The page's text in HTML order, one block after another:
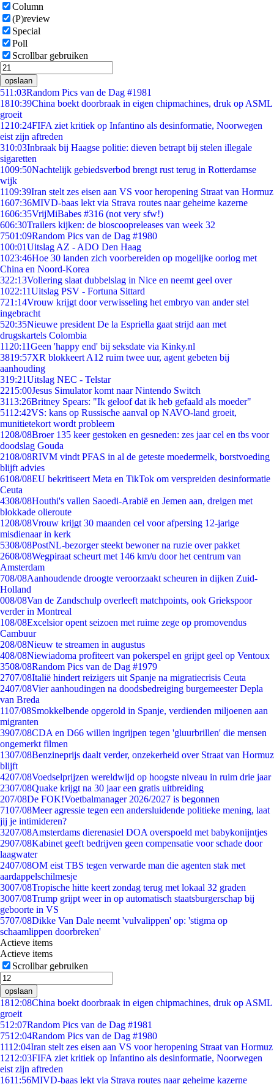
Column
(P)review
Special
Poll
Scrollbar gebruiken
opslaan
511:03Random Pics van de Dag #1981
1810:39China boekt doorbraak in eigen chipmachines, druk op ASML
groeit
1210:24FIFA ziet kritiek op Infantino als desinformatie, Noorwegen
eist zijn aftreden
310:03Inbraak bij Haagse politie: dieven betrapt bij stelen illegale
sigaretten
1009:50Nachtelijk gebiedsverbod brengt rust terug in Rotterdamse
wijk
1109:39Iran stelt zes eisen aan VS voor heropening Straat van Hormuz
1607:36MIVD-baas lekt via Strava routes naar geheime kazerne
1606:35VrijMiBabes #316 (not very sfw!)
606:30Trailers kijken: de bioscoopreleases van week 32
7501:09Random Pics van de Dag #1980
100:01Uitslag AZ - ADO Den Haag
1023:46Hoe 30 landen zich voorbereiden op mogelijke oorlog met
China en Noord-Korea
322:13Vollering slaat dubbelslag in Nice en neemt geel over
1022:11Uitslag PSV - Fortuna Sittard
721:14Vrouw krijgt door verwisseling het embryo van ander stel
ingebracht
520:35Nieuwe president De la Espriella gaat strijd aan met
drugskartels Colombia
11 20:11Geen 'happy end' bij seksdate via Kinky.nl
3819:57XR blokkeert A12 ruim twee uur, agent gebeten bij
aanhouding
319:21Uitslag NEC - Telstar
2215:00Jesus Simulator komt naar Nintendo Switch
3113:26Britney Spears: "Ik geloof dat ik heb gefaald als moeder"
5112:42VS: kans op Russische aanval op NAVO-land groeit,
munitietekort wordt probleem
1208/08Broer 135 keer gestoken en gesneden: zes jaar cel en tbs voor
doodslag Gouda
2108/08RIVM vindt PFAS in al de geteste moedermelk, borstvoeding
blijft advies
6108/08EU bekritiseert Meta en TikTok om verspreiden desinformatie
Ceuta
4308/08Houthi's vallen Saoedi-Arabië en Jemen aan, dreigen met
blokkade olieroute
1208/08Vrouw krijgt 30 maanden cel voor afpersing 12-jarige
misdienaar in kerk
5308/08PostNL-bezorger steekt bewoner na ruzie over pakket
2608/08Wegpiraat scheurt met 146 km/u door het centrum van
Amsterdam
708/08Aanhoudende droogte veroorzaakt scheuren in dijken Zuid-
Holland
008/08Van de Zandschulp overleeft matchpoints, ook Griekspoor
verder in Montreal
108/08Excelsior opent seizoen met ruime zege op promovendus
Cambuur
208/08Nieuw te streamen in augustus
408/08Niewiadoma profiteert van pokerspel en grijpt geel op Ventoux
3508/08Random Pics van de Dag #1979
2707/08Italië hindert reizigers uit Spanje na migratiecrisis Ceuta
2407/08Vier aanhoudingen na doodsbedreiging burgemeester Depla
van Breda
1107/08Smokkelbende opgerold in Spanje, verdienden miljoenen aan
migranten
3907/08CDA en D66 willen ingrijpen tegen 'gluurbrillen' die mensen
ongemerkt filmen
1307/08Benzineprijs daalt verder, onzekerheid over Straat van Hormuz
blijft
4207/08Voedselprijzen wereldwijd op hoogste niveau in ruim drie jaar
2307/08Quake krijgt na 30 jaar een gratis uitbreiding
207/08De FOK!Voetbalmanager 2026/2027 is begonnen
7107/08Meer agressie tegen een andersluidende politieke mening, laat
jij je intimideren?
3207/08Amsterdams dierenasiel DOA overspoeld met babykonijntjes
2907/08Kabinet geeft bedrijven geen compensatie voor schade door
laagwater
2407/08OM eist TBS tegen verwarde man die agenten stak met
aardappelschilmesje
3007/08Tropische hitte keert zondag terug met lokaal 32 graden
3007/08Trump grijpt weer in op automatisch staatsburgerschap bij
geboorte in VS
5707/08Dikke Van Dale neemt 'vulvalippen' op: 'stigma op
schaamlippen doorbreken'
Actieve items
Actieve items
Scrollbar gebruiken
opslaan
1812:08China boekt doorbraak in eigen chipmachines, druk op ASML
groeit
512:07Random Pics van de Dag #1981
7512:04Random Pics van de Dag #1980
1112:04Iran stelt zes eisen aan VS voor heropening Straat van Hormuz
1212:03FIFA ziet kritiek op Infantino als desinformatie, Noorwegen
eist zijn aftreden
1611:56MIVD-baas lekt via Strava routes naar geheime kazerne